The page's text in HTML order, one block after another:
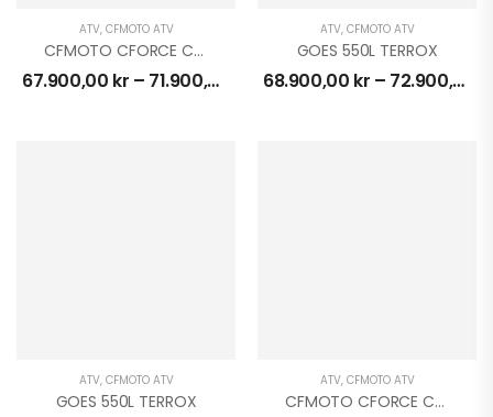
ATV, CFMOTO ATV
CFMOTO CFORCE C4 EPS 4X4
67.900,00 kr – 71.900,00
ATV, CFMOTO ATV
GOES 550L TERROX
68.900,00 kr – 72.900,00
ATV, CFMOTO ATV
GOES 550L TERROX
ATV, CFMOTO ATV
CFMOTO CFORCE C4 EPS TOURING 4X4